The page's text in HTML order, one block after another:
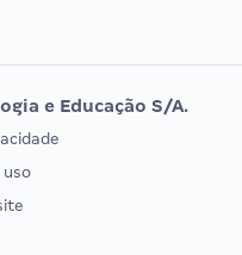
DE ORDEM
e Educação S/A.
uso